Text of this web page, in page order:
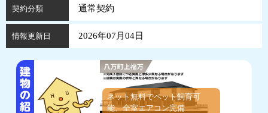
契約分類 通常契約
情報更新日 2026年07月04日
ネット無料でペット飼育可
能、全室エアコン完備